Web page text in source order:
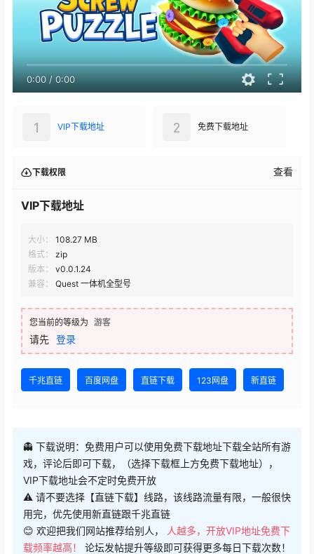
0:00/0:00
VIP下载地址
1 免费下载地址
2
下载权限 查看
VIP下载地址
大小：
108.27 MB
格式：
zip
版本：
v0.0.1.24
兼容：
Quest 一体机全型号
您当前的等级为 游客
请先 登录
千兆直链 百度网盘 直链下载 123网盘 新直链
👻 下载说明：免费用户可以使用免费下载地址下载全站所有游
戏，评论后即可下载，（选择下载框上方免费下载地址），
VIP下载地址会不定时免费开放
⚠ 请不要选择【直链下载】线路，该线路流量有限，一般很快
用完，优先使用新直链跟千兆直链
😊 欢迎把我们网站推荐给别人，
人越多，开放VIP地址免费下
载频率越高！ 论坛发帖提升等级即可获得更多每日下载次数！